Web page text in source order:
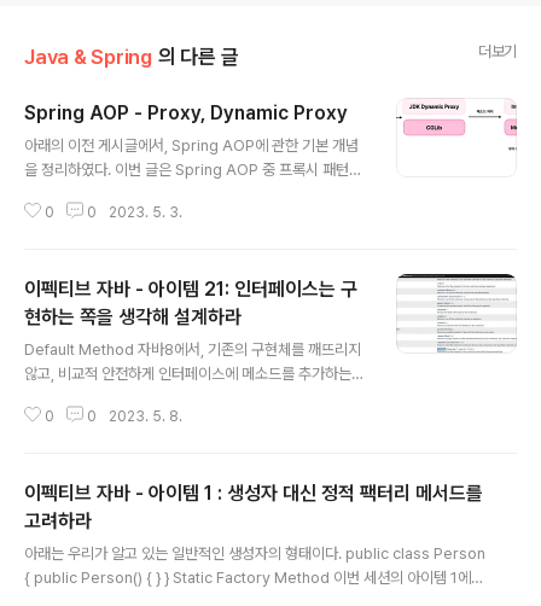
Java & Spring 의 다른 글 더보기
Spring AOP - Proxy, Dynamic Proxy
아래의 이전 게시글에서, Spring AOP에 관한 기본 개념
을 정리하였다. 이번 글은 Spring AOP 중 프록시 패턴을
AOP 기본 Spring AOP - AOP 기본 개념 Spring AO
클래스를 변경하는 이유은 하나다. 만약, 어떤 로그인 서비
스의 수행시간을 magenta-ming.tistory.com 프록시
패턴을 통해 AOP 적용하기 프록시 패턴 ( 런타임 위빙 )
런타임 시에 프록시를 통해 부가 기능이 적용되는 방식 구
체적인 방식 스프링 애플리케이션 컨텍스트가 생성될 때,
타겟과 같은 인터페이스를 구현하는 프록..
0 0 2023. 5. 3.
이펙티브 자바 - 아이템 21: 인터페이스는 구
현하는 쪽을 생각해 설계하라
Default Method 자바8에서, 기존의 구현체를 깨뜨리지
않고, 비교적 안전하게 인터페이스에 메소드를 추가하는
를 구현하는 모든 클래스에서는 해당 메서드를 모두 구현
게 새로운 메서드를 추가할 수 있게 된다. 호환성을 유지하
면서 API를 바꿀 수 있는 것이다. java8의 java.util.Coll
ection 인터페이스 java7의 Collection 인터페이스는
원래 removeIf 메소드가 없었다. Collection (Java Pla
tform SE 7 ) Collection (Java Platform SE 7 ) Co
0 0 2023. 5. 8.
이펙티브 자바 - 아이템 1 : 생성자 대신 정적 팩터리 메서드를
고려하라
아래는 우리가 알고 있는 일반적인 생성자의 형태이다. public class Person
{ public Person() { } } Static Factory Method 이번 세션의 아이템 1에서